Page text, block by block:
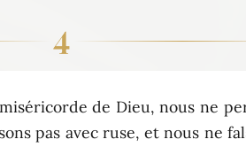
4
de Dieu, nous ne
pas avec ruse, et nous ne